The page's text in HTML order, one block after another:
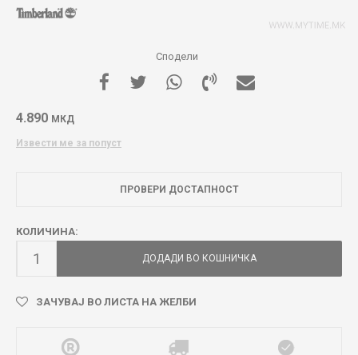
Сподели
4.890 МКД
Извести ме за попуст
ПРОВЕРИ ДОСТАПНОСТ
КОЛИЧИНА:
ДОДАДИ ВО КОШНИЧКА
ЗАЧУВАЈ ВО ЛИСТА НА ЖЕЛБИ